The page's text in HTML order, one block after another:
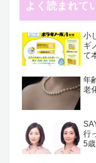
よく読まれて
小
ギ
て
年
老
行
5